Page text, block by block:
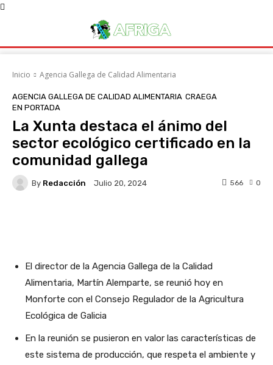
Inicio Agencia Gallega de Calidad Alimentaria
AGENCIA GALLEGA DE CALIDAD ALIMENTARIA CRAEGA
EN PORTADA
La Xunta destaca el ánimo del
sector ecológico certificado en la
comunidad gallega
By Redacción Julio 20, 2024 0
566
El director de la Agencia Gallega de la Calidad
Alimentaria, Martín Alemparte, se reunió hoy en
Monforte con el Consejo Regulador de la Agricultura
Ecológica de Galicia
En la reunión se pusieron en valor las características de
este sistema de producción, que respeta el ambiente y